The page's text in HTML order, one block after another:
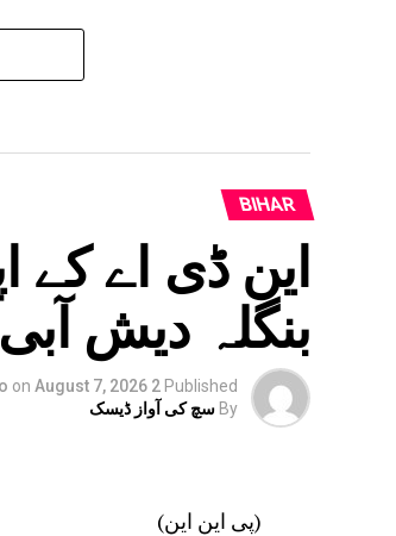
BIHAR
این ڈی اے کے
بنگلہ دیش
Published
2 days ago
on August 7, 2026
By سچ کی آواز ڈیسک
(پی این این)